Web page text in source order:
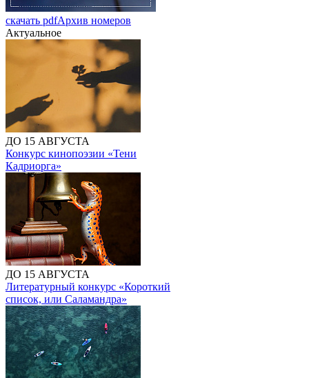
скачать pdfАрхив номеров
Актуальное
ДО 15 АВГУСТА
Конкурс кинопоэзии «Тени
Кадриорга»
ДО 15 АВГУСТА
Литературный конкурс «Короткий
список, или Саламандра»